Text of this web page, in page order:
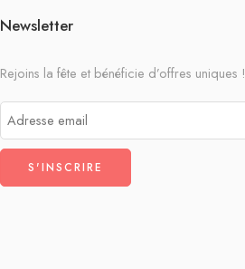
Newsletter
Rejoins la fête et bénéficie d’offres uniques !